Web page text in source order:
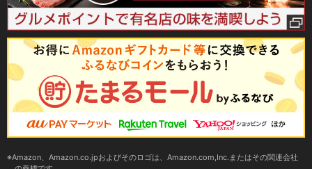
Amazon、Amazon.co.jpおよびそのロゴは、Amazon.com,Inc.またはその関連会社